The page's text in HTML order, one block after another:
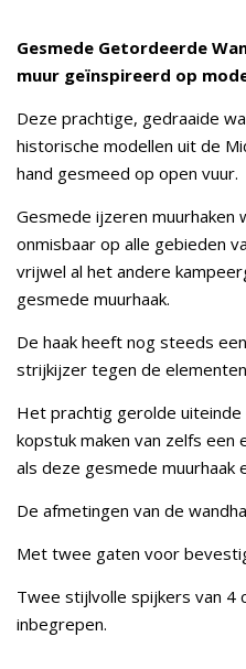
Gesmede Getordeerde
muur geïnspireerd op
Deze prachtige, gedraaide
historische modellen uit de
hand gesmeed op open vuur.
Gesmede ijzeren muurhaken
onmisbaar op alle gebieden
vrijwel al het andere
gesmede muurhaak.
De haak heeft nog steeds
strijkijzer tegen de
Het prachtig gerolde
kopstuk maken van zelfs een
als deze gesmede muurhaak
De afmetingen van de
Met twee gaten voor
Twee stijlvolle spijkers van 4
inbegrepen.